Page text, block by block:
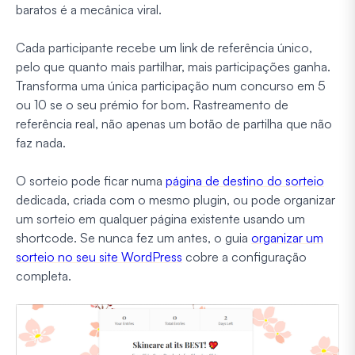
baratos é a mecânica viral.
Cada participante recebe um link de referência único,
pelo que quanto mais partilhar, mais participações ganha.
Transforma uma única participação num concurso em 5
ou 10 se o seu prémio for bom. Rastreamento de
referência real, não apenas um botão de partilha que não
faz nada.
O sorteio pode ficar numa página de destino do sorteio
dedicada, criada com o mesmo plugin, ou pode organizar
um sorteio em qualquer página existente usando um
shortcode. Se nunca fez um antes, o guia organizar um
sorteio no seu site WordPress cobre a configuração
completa.